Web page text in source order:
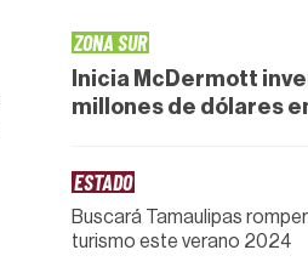
ZONA SUR
Inicia McDermott
millones de dólares
ESTADO
Buscará Tamaulipas
turismo este verano 2024